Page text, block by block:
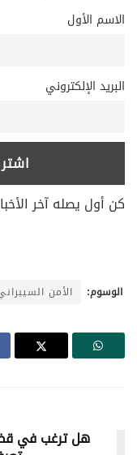
الاسم الأول
البريد الإلكتروني
كن أول يصله آخر
الوسوم: الأمن
هل ترغب في